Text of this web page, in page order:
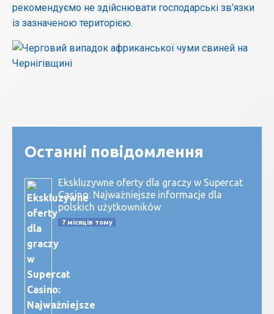
рекомендуємо не здійснювати господарські зв’язки
із зазначеною територією.
Останні повідомлення
Ekskluzywne oferty dla graczy w Supercat
Casino: Najważniejsze informacje dla
polskich użytkowników
7 місяців тому